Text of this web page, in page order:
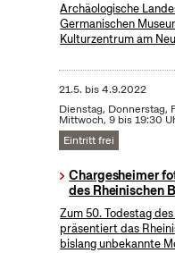
Archäologische
Germanischen
Kulturzentrum am
21.5. bis4.9.2022
Dienstag, Donnerstag,
Mittwoch, 9 bis 19:30
Eintritt frei
Chargesheimer
des Rheinischen
Zum 50. Todestag
präsentiert das
bislang unbekannte